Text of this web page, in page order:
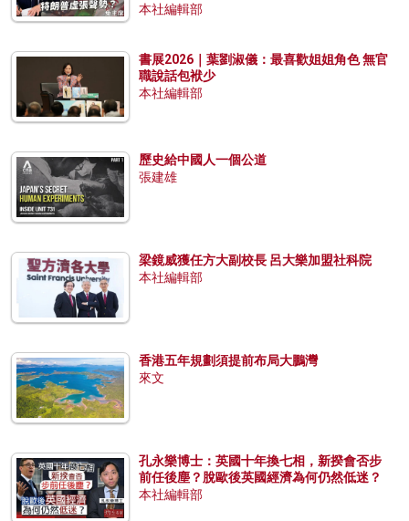
本社編輯部
書展2026｜葉劉淑儀：最喜歡姐姐角色 無官
職說話包袱少
本社編輯部
歷史給中國人一個公道
張建雄
梁鏡威獲任方大副校長 呂大樂加盟社科院
本社編輯部
香港五年規劃須提前布局大鵬灣
來文
孔永樂博士：英國十年換七相，新揆會否步
前任後塵？脫歐後英國經濟為何仍然低迷？
本社編輯部